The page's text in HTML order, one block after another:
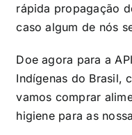
rápida propagação
caso algum de nós
Doe agora para a
Indígenas do Brasil,
vamos comprar
higiene para as